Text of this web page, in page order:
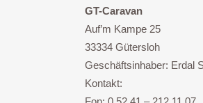
GT-Caravan
Auf’m Kampe 25
33334 Gütersloh
Geschäftsinhaber: Erdal
Kontakt: